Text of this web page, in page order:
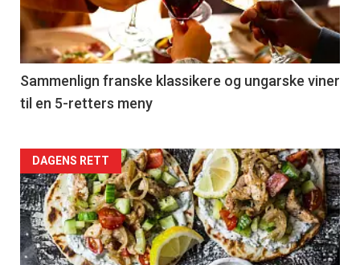
nå
-
5
Sammenlign franske klassikere og ungarske viner
til en 5-retters meny
Forsiden
akkurat
nå
DAGENS RETT